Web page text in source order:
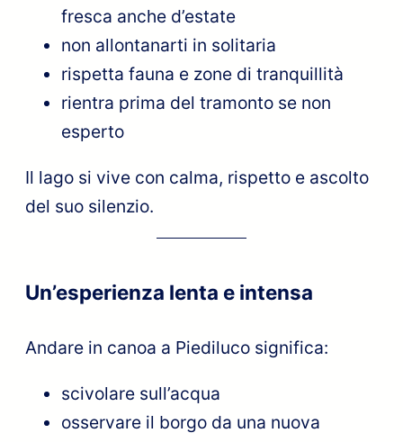
fresca anche d’estate
non allontanarti in solitaria
rispetta fauna e zone di tranquillità
rientra prima del tramonto se non
esperto
Il lago si vive con calma, rispetto e ascolto
del suo silenzio.
Un’esperienza lenta e intensa
Andare in canoa a Piediluco significa:
scivolare sull’acqua
osservare il borgo da una nuova